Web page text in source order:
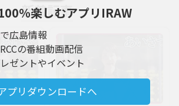
％楽しむアプリIRAW
広島情報
の番組動画配信
ゼントやイベント
プリダウンロードへ
新着記事